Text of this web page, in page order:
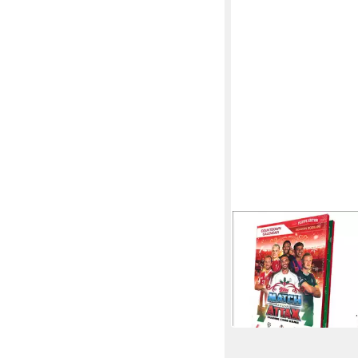
TOPPS/MERLIN
Sammelkarte 2025-
Champions League
ab 42,99 € UVP49,99 €
-14%
in 4-5 Werktagen bei dir